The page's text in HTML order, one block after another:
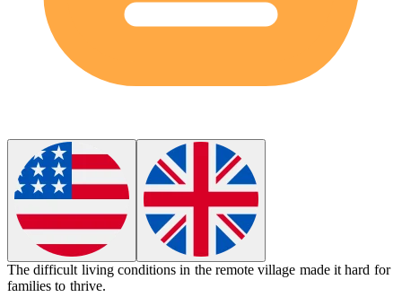
Thedifficult living conditions in the remote village made it hard for
families to thrive.